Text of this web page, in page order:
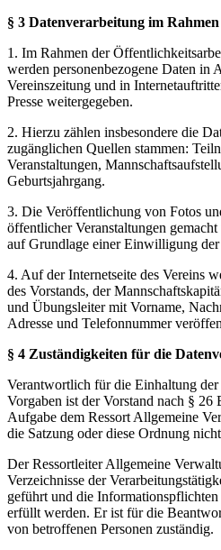
§ 3 Datenverarbeitung im
1. Im Rahmen der
werden personenbezogene Daten in
Vereinszeitung und in
Presse weitergegeben.
2. Hierzu zählen insbesondere die
zugänglichen Quellen stammen:
Veranstaltungen,
Geburtsjahrgang.
3. Die Veröffentlichung von Fotos
öffentlicher Veranstaltungen
auf Grundlage einer Einwilligung der
4. Auf der Internetseite des Vereins
des Vorstands, der
und Übungsleiter mit Vorname,
Adresse und Telefonnummer
§ 4 Zuständigkeiten für die
Verantwortlich für die Einhaltung der
Vorgaben ist der Vorstand nach §
Aufgabe dem Ressort Allgemeine
die Satzung oder diese Ordnung
Der Ressortleiter Allgemeine
Verzeichnisse der
geführt und die
erfüllt werden. Er ist für die
von betroffenen Personen zuständig.